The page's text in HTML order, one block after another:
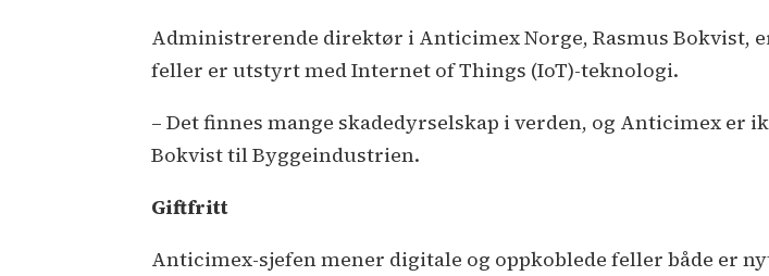
Administrerende direktør i Anticimex Norge, Rasmus Bokvist,
feller er utstyrt med Internet of Things (IoT)-teknologi.
– Det finnes mange skadedyrselskap i verden, og Anticimex er
Bokvist til Byggeindustrien.
Giftfritt
Anticimex-sjefen mener digitale og oppkoblede feller både er